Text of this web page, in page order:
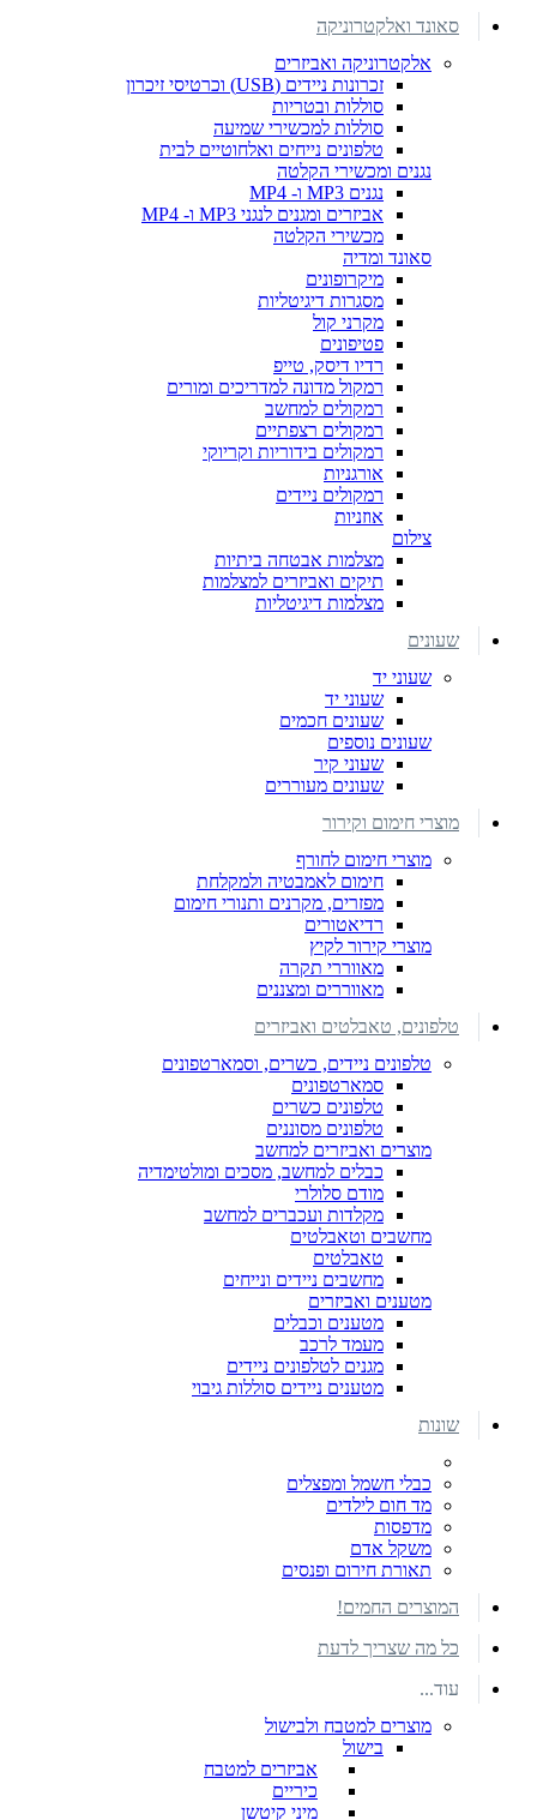
סאונד ואלקטרוניקה
אלקטרוניקה ואביזרים
זכרונות ניידים (USB) וכרטיסי זיכרון
סוללות ובטריות
סוללות למכשירי שמיעה
טלפונים נייחים ואלחוטיים לבית
נגנים ומכשירי הקלטה
נגנים MP3 ו- MP4
אביזרים ומגנים לנגני MP3 ו- MP4
מכשירי הקלטה
סאונד ומדיה
מיקרופונים
מסגרות דיגיטליות
מקרני קול
פטיפונים
רדיו דיסק, טייפ
רמקול מדונה למדריכים ומורים
רמקולים למחשב
רמקולים רצפתיים
רמקולים בידוריות וקריוקי
אורגניות
רמקולים ניידים
אוזניות
צילום
מצלמות אבטחה ביתיות
תיקים ואביזרים למצלמות
מצלמות דיגיטליות
שעונים
שעוני יד
שעוני יד
שעונים חכמים
שעונים נוספים
שעוני קיר
שעונים מעוררים
מוצרי חימום וקירור
מוצרי חימום לחורף
חימום לאמבטיה ולמקלחת
מפזרים, מקרנים ותנורי חימום
רדיאטורים
מוצרי קירור לקיץ
מאווררי תקרה
מאווררים ומצננים
טלפונים, טאבלטים ואביזרים
טלפונים ניידים, כשרים, וסמארטפונים
סמארטפונים
טלפונים כשרים
טלפונים מסוננים
מוצרים ואביזרים למחשב
כבלים למחשב, מסכים ומולטימדיה
מודם סלולרי
מקלדות ועכברים למחשב
מחשבים וטאבלטים
טאבלטים
מחשבים ניידים ונייחים
מטענים ואביזרים
מטענים וכבלים
מעמד לרכב
מגנים לטלפונים ניידים
מטענים ניידים סוללות גיבוי
שונות
כבלי חשמל ומפצלים
מד חום לילדים
מדפסות
משקל אדם
תאורת חירום ופנסים
המוצרים החמים!
כל מה שצריך לדעת
עוד...
מוצרים למטבח ולבישול
בישול
אביזרים למטבח
כיריים
מיני קיטשן